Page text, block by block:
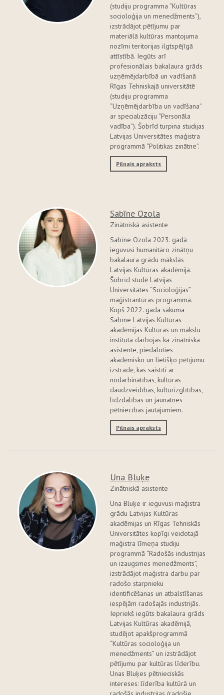
(studiju programma “Kultūras
socioloģija un menedžments”),
izstrādājot pētījumu par
materiālā kultūras mantojuma
nozīmi teritorijas ilgtspējīgā
attīstībā. Iegūts arī
profesionālais bakalaura grāds
uzņēmējdarbībā un vadīšanā
Rīgas Tehniskajā universitātē
(studiju programma
“Uzņēmējdarbība un vadīšana”
ar specializāciju “Personāla
vadība”). Šobrīd turpina studijas
Latvijas Universitātes maģistra
programmā “Politikas zinātne”.
Pilnais apraksts
Sabīne Ozola
Zinātniskā asistente
Sabīne Ozola 2023. gadā
ieguvusi humanitāro zinātņu
bakalaura grādu mākslās
Latvijas Kultūras akadēmijā.
Šobrīd studē Latvijas
Universitātes “Socioloģijas”
maģistrantūras programmā.
Kopš 2022. gada sākuma
Sabīne Latvijas Kultūras
akadēmijas Kultūras un mākslu
institūtā darbojas kā zinātniskā
asistente, piedaloties
akadēmisko un lietišķo pētījumu
izstrādē, kas saistīti ar
nodarbinātības, kultūras
daudzveidības, kultūrizglītības,
līdzdalības un jaunatnes
pētniecības jautājumiem.
Pilnais apraksts
Una Bluķe
Zinātniskā asistente
Una Bluķe ir ieguvusi maģistra
grādu Latvijas Kultūras
akadēmijas un Rīgas Tehniskās
Universitātes kopīgi veidotajā
maģistra līmeņa studiju
programmā “Radošās industrijas
un izaugsmes menedžments”,
izstrādājot maģistra darbu par
radošo starpnieku
identificēšanas un atbalstīšanas
iespējām radošajās industrijās.
Iepriekš iegūts bakalaura grāds
Latvijas Kultūras akadēmijā,
studējot apakšprogrammā
“Kultūras socioloģija un
menedžments” un izstrādājot
pētījumu par kultūras līderību.
Unas Bluķes pētnieciskās
intereses: līderība kultūrā un